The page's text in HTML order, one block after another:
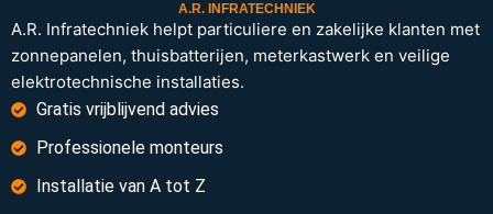
A.R. INFRATECHNIEK
A.R. Infratechniek helpt particuliere en zakelijke klanten met
zonnepanelen, thuisbatterijen, meterkastwerk en veilige
elektrotechnische installaties.
Gratis vrijblijvend advies
Professionele monteurs
Installatie van A tot Z